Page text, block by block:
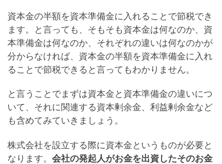
資本金の半額を資本準備金に入れることで節税でき
ます。と言っても、そもそも資本金は何なのか、資
本準備金は何なのか、それぞれの違いは何なのかが
分からなければ、資本金の半額を資本準備金に入れ
ることで節税できると言ってもわかりません。
と言うことでまずは資本金と資本準備金の違いにつ
いて、それに関連する資本剰余金、利益剰余金など
も含めてみていきましょう 。
株式会社を設立する際に資本金というものが必要と
なります。 会社の発起人がお金を出資したそのお金